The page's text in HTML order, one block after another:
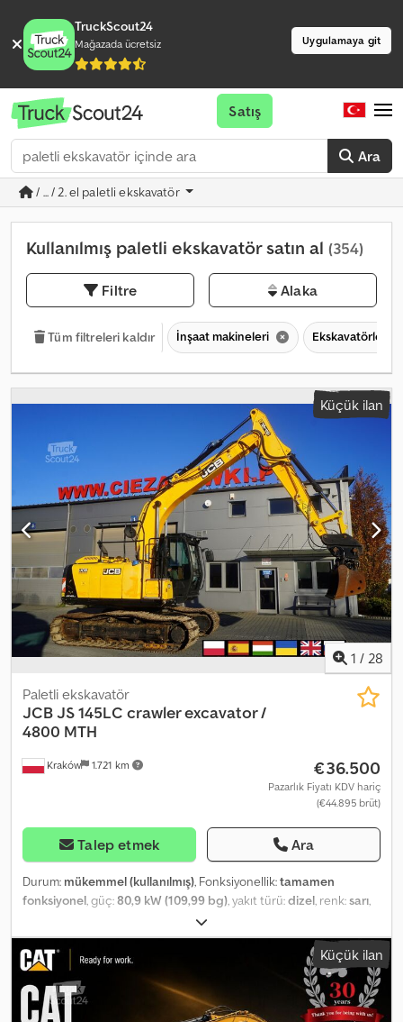
TruckScout24
Mağazada ücretsiz Uygulamaya git
Ara
Satış
/ ... / 2. el paletli ekskavatör
Kullanılmış paletli ekskavatör satın al (354)
Filtre Alaka
Tüm filtreleri kaldır İnşaat makineleri Ekskavatörler
Küçük ilan
1 / 28
Kraków 1.721 km
Paletli ekskavatör
JCBJS 145LC crawler excavator /
4800 MTH
€36.500
Pazarlık Fiyatı KDV hariç
(€44.895 brüt)
Talep etmek Ara
Durum: mükemmel (kullanılmış), Fonksiyonellik:tamamen
fonksiyonel, güç:80,9 kW (109,99 bg), yakıt türü:dizel, renk:sarı,
, Üretim yılı:2016
Donanım:hidrolik, kabin, klima, Paletli ekskavatör JCB JS 145LC /
4800 MTH Yıl 2016 Çalışma saati 4800 Motor gücü 110 HP Ağırlık
15.645 kg Kazı menzili 752 cm Maksimum kazı derinliği 4,81 m Palet
genişliği 600 mm Hızlı bağlantı Kamera Hendek kovası Chodpfx
Apozrf D Ns Isa Hidrolik hatlar Klima 2 kova dahil Teknik ve görsel
Küçük ilan